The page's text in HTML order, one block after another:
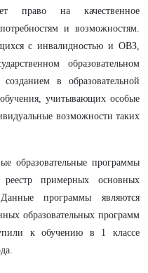
право на качественное
и возможностям.
с инвалидностью и ОВЗ,
образовательном
в образовательной
учитывающих особые
возможности таких
образовательные программы
примерных основных
программы являются
образовательных программ
к обучению в 1 классе